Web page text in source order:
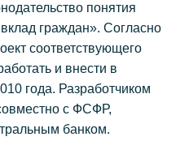
понятия
граждан». Согласно
соответствующего
и внести в
года. Разработчиком
с ФСФР,
банком.